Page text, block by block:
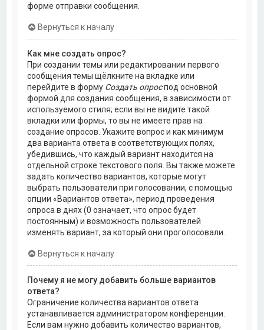
форме отправки сообщения.
Вернуться к началу
Как мне создать опрос?
При создании темы или редактировании первого
сообщения темы щёлкните на вкладке или
перейдите в форму Создать опроспод основной
формой для создания сообщения, в зависимости от
используемого стиля; если вы не видите такой
вкладки или формы, то вы не имеете прав на
создание опросов. Укажите вопрос и как минимум
два варианта ответа в соответствующих полях,
убедившись, что каждый вариант находится на
отдельной строке текстового поля. Вы также можете
задать количество вариантов, которые могут
выбрать пользователи при голосовании, с помощью
опции «Вариантов ответа», период проведения
опроса в днях (0 означает, что опрос будет
постоянным) и возможность пользователей
изменять вариант, за который они проголосовали.
Вернуться к началу
Почему я не могу добавить больше вариантов
ответа?
Ограничение количества вариантов ответа
устанавливается администратором конференции.
Если вам нужно добавить количество вариантов,